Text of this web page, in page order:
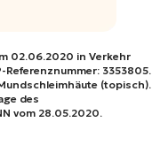
02.06.2020 in Verkehr
3353805.
(topisch).
des
vom 28.05.2020.